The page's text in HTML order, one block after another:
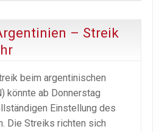
– Streik
beim argentinischen
könnte ab Donnerstag
Einstellung des
Die Streiks richten sich